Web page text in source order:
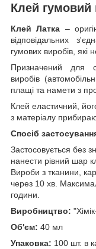
Клей гумовий
Клей Латка –
відповідальних
гумових виробів, які
Призначений для
виробів
плащі та намети з
Клей еластичний,
з матеріалу
Спосіб
Застосовується без
нанести рівний шар
Вироби з тканини,
через 10 хв.
години.
Виробництво:
Об'єм: 40 мл
Упаковка: 100 шт. в